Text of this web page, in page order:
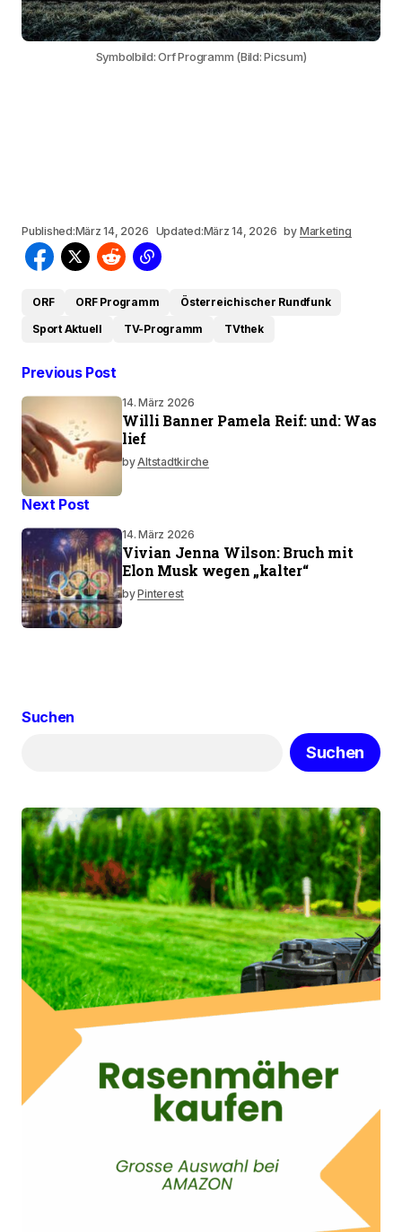
Symbolbild: Orf Programm (Bild: Picsum)
Published:März 14, 2026 Updated:März 14, 2026 by Marketing
ORF ORF Programm
Österreichischer Rundfunk
Sport Aktuell
TV-Programm TVthek
Previous Post
14. März 2026
Willi Banner Pamela Reif: und: Was
lief
byAltstadtkirche
Next Post
14. März 2026
Vivian Jenna Wilson: Bruch mit
Elon Musk wegen „kalter“
byPinterest
Suchen
Suchen